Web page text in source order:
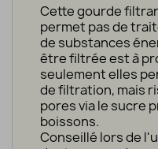
Cette gourde
permet pas de
de substances
être filtrée est à
seulement elles
de filtration, mais
pores via le sucre
boissons.
Conseillé lors de